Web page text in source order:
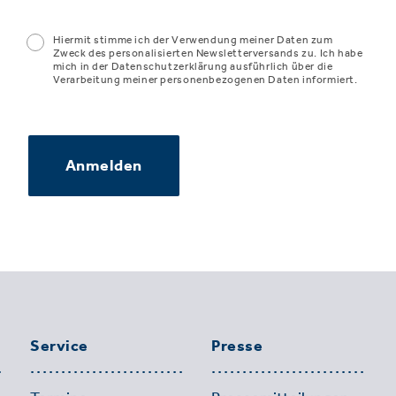
Hiermit stimme ich der Verwendung meiner Daten zum
Zweck des personalisierten Newsletterversands zu. Ich habe
mich in der Datenschutzerklärung ausführlich über die
Verarbeitung meiner personenbezogenen Daten informiert.
Anmelden
Service Presse